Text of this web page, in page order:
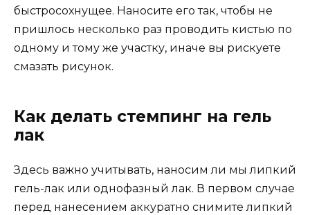
быстросохнущее. Наносите его так, чтобы не
пришлось несколько раз проводить кистью по
одному и тому же участку, иначе вы рискуете
смазать рисунок.
Как делать стемпинг на гель
лак
Здесь важно учитывать, наносим ли мы липкий
гель-лак или однофазный лак. В первом случае
перед нанесением аккуратно снимите липкий